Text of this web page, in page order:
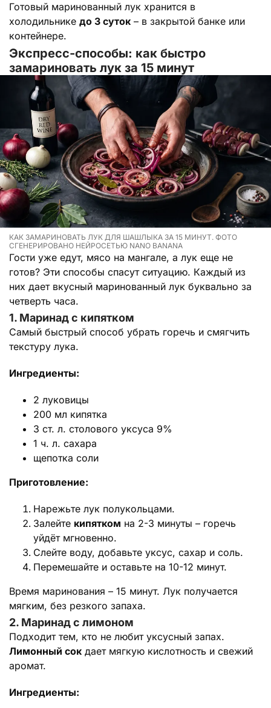
Готовый маринованный лук хранится в
холодильнике до 3 суток – в закрытой банке или
контейнере.
Экспресс-способы: как быстро
замариновать лук за 15 минут
КАК ЗАМАРИНОВАТЬ ЛУК ДЛЯ ШАШЛЫКА ЗА 15 МИНУТ. ФОТО
СГЕНЕРИРОВАНО НЕЙРОСЕТЬЮ NANO BANANA
Гости уже едут, мясо на мангале, а лук еще не
готов? Эти способы спасут ситуацию. Каждый из
них дает вкусный маринованный лук буквально за
четверть часа.
1. Маринад с кипятком
Самый быстрый способ убрать горечь и смягчить
текстуру лука.
Ингредиенты:
2 луковицы
200 мл кипятка
3 ст. л. столового уксуса 9%
1 ч. л. сахара
щепотка соли
Приготовление:
Нарежьте лук полукольцами.
Залейте кипятком на 2-3 минуты – горечь
уйдёт мгновенно.
Слейте воду, добавьте уксус, сахар и соль.
Перемешайте и оставьте на 10-12 минут.
Время маринования – 15 минут. Лук получается
мягким, без резкого запаха.
2. Маринад с лимоном
Подходит тем, кто не любит уксусный запах.
Лимонный сок дает мягкую кислотность и свежий
аромат.
Ингредиенты: